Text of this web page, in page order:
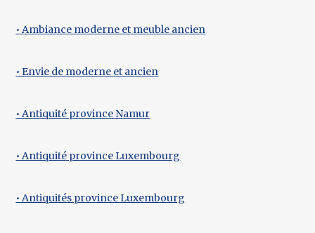
• Ambiance moderne et meuble ancien
• Envie de moderne et ancien
• Antiquité province Namur
• Antiquité province Luxembourg
• Antiquités province Luxembourg